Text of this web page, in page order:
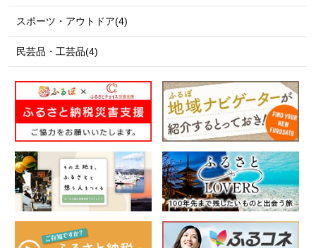
スポーツ・アウトドア(4)
民芸品・工芸品(4)